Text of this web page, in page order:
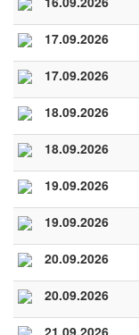
17.09.2026
17.09.2026
18.09.2026
18.09.2026
19.09.2026
19.09.2026
20.09.2026
20.09.2026